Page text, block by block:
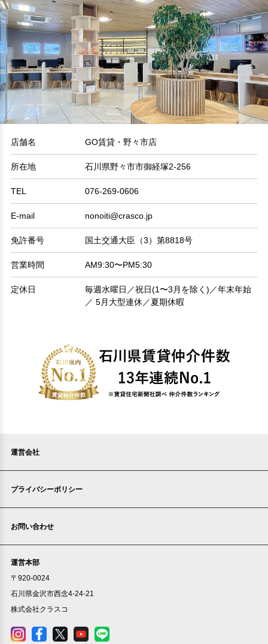
店舗名 GO賃貸・野々市店
所在地 石川県野々市市御経塚2-256
TEL 076-269-0606
E-mail nonoiti@crasco.jp
免許番号 国土交通大臣（3）第8818号
営業時間 AM9:30〜PM5:30
定休日
毎週水曜日／祝日(1〜3月を除く)／年末年始
／ 5月大型連休／夏期休暇
運営会社
プライバシーポリシー
お問い合わせ
運営本部
〒920-0024
石川県金沢市西念4-24-21
株式会社クラスコ